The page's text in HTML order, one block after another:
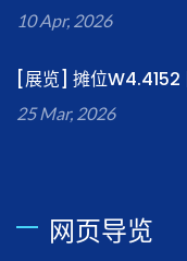
10 Apr, 2026
[展览] 摊位
25 Mar, 2026
网页导览